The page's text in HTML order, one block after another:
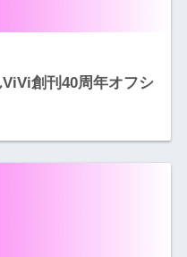
創刊40周年オフシ